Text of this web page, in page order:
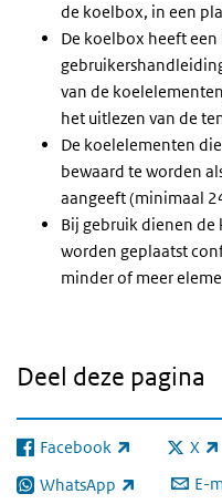
de koelbox, in een
De koelbox heeft
van de
het uitlezen van de
De koelelementen
bewaard te worden
aangeeft (minimaal
Bij gebruik dienen
worden geplaatst
minder of meer
Deel deze pagina
Facebook
(externe link) X
WhatsApp
(externe link) E-